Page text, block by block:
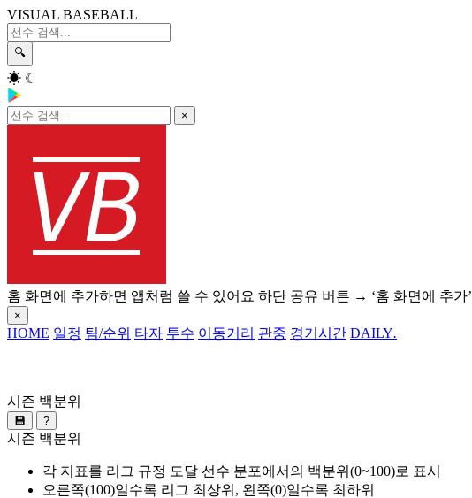
VISUAL BASEBALL
🔍
☀ ☾
×
홈 화면에 추가하면 앱처럼 쓸 수 있어요 하단 공유 버튼 → ‘홈 화면에 추가’
×
HOME 일정 팀/순위 타자 투수 이동거리 관중 경기시간 DAILY.
시즌 백분위
💾 ?
시즌 백분위
각 지표를 리그 규정 도달 선수 분포에서의 백분위(0~100)로 표시
오른쪽(100)일수록 리그 최상위, 왼쪽(0)일수록 최하위